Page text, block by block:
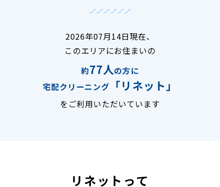
2026年07月14日現在、
このエリアにお住まいの
約77人の方に
宅配クリーニング
「リネット」
をご利用いただいています
リネットって